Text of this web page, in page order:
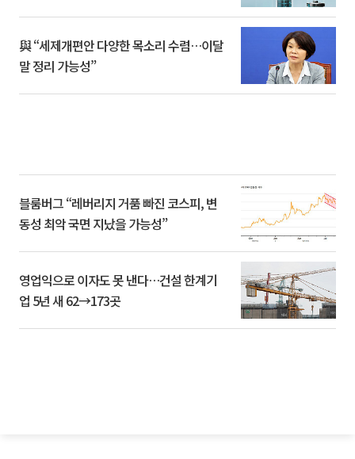
與 “세제개편안 다양한 목소리 수렴…이달
말 정리 가능성”
블룸버그 “레버리지 거품 빠진 코스피, 변
동성 최악 국면 지났을 가능성”
영업익으로 이자도 못 낸다…건설 한계기
업 5년 새 62→173곳